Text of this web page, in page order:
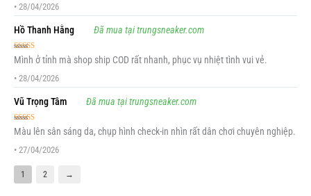
• 28/04/2026
Hồ Thanh Hằng Đã mua tại trungsneaker.com
Được xếp
hạng5 5 sao
Mình ở tỉnh mà shop ship COD rất nhanh, phục vụ nhiệt tình vui vẻ.
• 28/04/2026
Vũ Trọng Tâm Đã mua tại trungsneaker.com
Được xếp
hạng 55 sao
Màu lên sân sáng da, chụp hình check-in nhìn rất dân chơi chuyên nghiệp.
• 27/04/2026
1 2 →